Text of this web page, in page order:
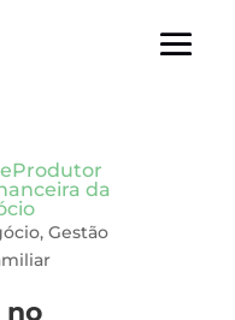
eProdutor
da
, Gestão
no